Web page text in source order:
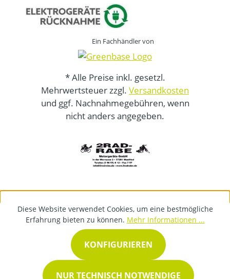
Ein Fachhändler von
* Alle Preise inkl. gesetzl.
Mehrwertsteuer zzgl. Versandkosten
und ggf. Nachnahmegebühren, wenn
nicht anders angegeben.
Diese Website verwendet Cookies, um eine bestmögliche
Erfahrung bieten zu können. Mehr Informationen ...
NUR TECHNISCH NOTWENDIGE
KONFIGURIEREN